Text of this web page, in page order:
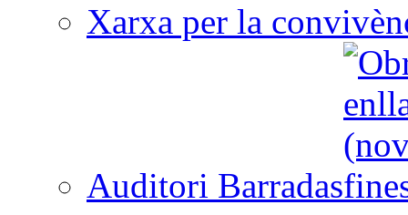
Xarxa per la
Auditori Barradas